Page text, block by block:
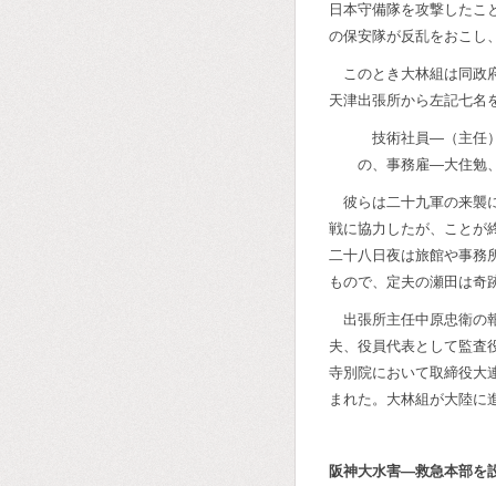
日本守備隊を攻撃したこ
の保安隊が反乱をおこし
このとき大林組は同政
天津出張所から左記七名
技術社員―（主任
の、事務雇―大住勉
彼らは二十九軍の来襲
戦に協力したが、ことが
二十八日夜は旅館や事務
もので、定夫の瀬田は奇
出張所主任中原忠衛の
夫、役員代表として監査
寺別院において取締役大
まれた。大林組が大陸に
阪神大水害―救急本部を